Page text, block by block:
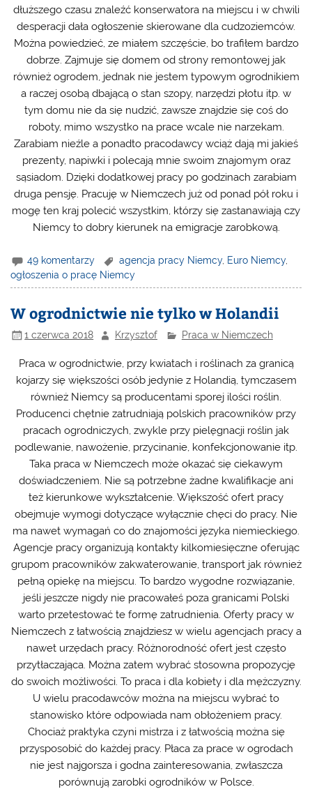
dłuższego czasu znaleźć konserwatora na miejscu i w chwili
desperacji dała ogłoszenie skierowane dla cudzoziemców.
Można powiedzieć, ze miałem szczęście, bo trafiłem bardzo
dobrze. Zajmuje się domem od strony remontowej jak
również ogrodem, jednak nie jestem typowym ogrodnikiem
a raczej osobą dbającą o stan szopy, narzędzi płotu itp. w
tym domu nie da się nudzić, zawsze znajdzie się coś do
roboty, mimo wszystko na prace wcale nie narzekam.
Zarabiam nieźle a ponadto pracodawcy wciąż dają mi jakieś
prezenty, napiwki i polecają mnie swoim znajomym oraz
sąsiadom. Dzięki dodatkowej pracy po godzinach zarabiam
druga pensję. Pracuję w Niemczech już od ponad pół roku i
mogę ten kraj polecić wszystkim, którzy się zastanawiają czy
Niemcy to dobry kierunek na emigracje zarobkową.
49 komentarzy agencja pracy Niemcy, Euro Niemcy,
ogłoszenia o pracę Niemcy
W ogrodnictwie nie tylko w Holandii
1 czerwca 2018 Krzysztof Praca w Niemczech
Praca w ogrodnictwie, przy kwiatach i roślinach za granicą
kojarzy się większości osób jedynie z Holandią, tymczasem
również Niemcy są producentami sporej ilości roślin.
Producenci chętnie zatrudniają polskich pracowników przy
pracach ogrodniczych, zwykle przy pielęgnacji roślin jak
podlewanie, nawożenie, przycinanie, konfekcjonowanie itp.
Taka praca w Niemczech może okazać się ciekawym
doświadczeniem. Nie są potrzebne żadne kwalifikacje ani
też kierunkowe wykształcenie. Większość ofert pracy
obejmuje wymogi dotyczące wyłącznie chęci do pracy. Nie
ma nawet wymagań co do znajomości języka niemieckiego.
Agencje pracy organizują kontakty kilkomiesięczne oferując
grupom pracowników zakwaterowanie, transport jak również
pełną opiekę na miejscu. To bardzo wygodne rozwiązanie,
jeśli jeszcze nigdy nie pracowałeś poza granicami Polski
warto przetestować te formę zatrudnienia. Oferty pracy w
Niemczech z łatwością znajdziesz w wielu agencjach pracy a
nawet urzędach pracy. Różnorodność ofert jest często
przytłaczająca. Można zatem wybrać stosowna propozycję
do swoich możliwości. To praca i dla kobiety i dla mężczyzny.
U wielu pracodawców można na miejscu wybrać to
stanowisko które odpowiada nam obłożeniem pracy.
Chociaż praktyka czyni mistrza i z łatwością można się
przysposobić do każdej pracy. Płaca za prace w ogrodach
nie jest najgorsza i godna zainteresowania, zwłaszcza
porównują zarobki ogrodników w Polsce.